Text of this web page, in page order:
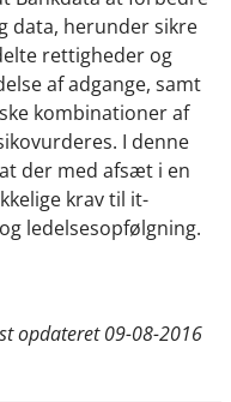
data, herunder sikre
rettigheder og
af adgange, samt
kombinationer af
I denne
der med afsæt i en
krav til it-
ledelsesopfølgning.
opdateret09-08-2016